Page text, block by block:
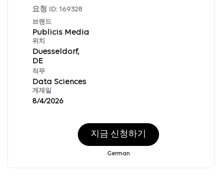
요청 ID: 169328
브랜드
Publicis Media
위치
Duesseldorf,
직무
Data Sciences
게재일
8/4/2026
지금 신청하기
German